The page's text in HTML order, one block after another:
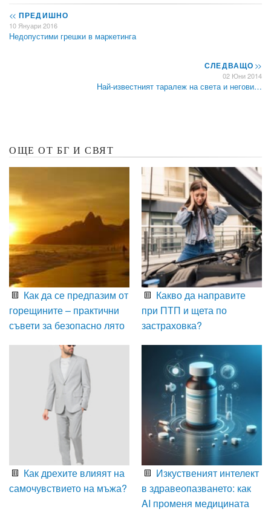
<< ПРЕДИШНО
10 Януари 2016
Недопустими грешки в маркетинга
СЛЕДВАЩО>>
02 Юни 2014
Най-известният таралеж на света и негови…
ОЩЕ ОТ БГ И СВЯТ
Как да се предпазим от
горещините – практични
съвети за безопасно лято
Какво да направите
при ПТП и щета по
застраховка?
Как дрехите влияят на
самочувствието на мъжа?
Изкуственият интелект
в здравеопазването: как
AI променя медицината